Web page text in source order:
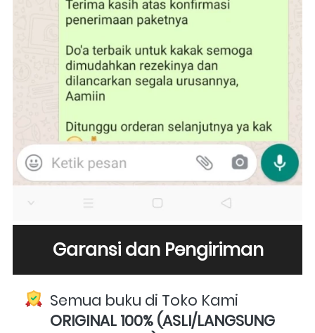
Garansi dan Pengiriman
ORIGINAL 100% (ASLI/LANGSUNG